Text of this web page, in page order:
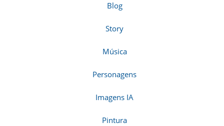
Blog
Story
Música
Personagens
Imagens IA
Pintura